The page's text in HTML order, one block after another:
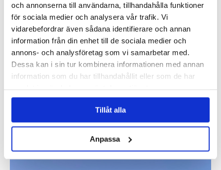
och annonserna till användarna, tillhandahålla funktioner
för sociala medier och analysera vår trafik. Vi
vidarebefordrar även sådana identifierare och annan
information från din enhet till de sociala medier och
annons- och analysföretag som vi samarbetar med.
Dessa kan i sin tur kombinera informationen med annan
information som du har tillhandahållit eller som de har
Tillåt alla
Anpassa
Käringön
Mitt i Bohuslän ligger Käringön med fantastiska klippbad,
vackra vyer, pittoreska båthus och ett levande företagande
med butiker, fiskaffär och restauranger. Den trygga hamnen
har gott om plats och det är nära till öppet hav och skyddad
skärgård.
chansen att stanna till vid både klippbad, sandstränder och
fina grillplatser. Klassiska Petersons krog finns också för den
som vill vila från båtköket och det finns flera andra små och
större restauranger. Isen lägger sig sällan vintertid och
gästhamnen är öppen året om!